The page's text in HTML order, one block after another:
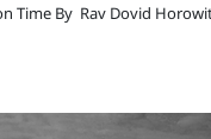
Time By Rav Dovid